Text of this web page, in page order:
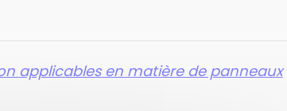
applicables en matière de panneaux